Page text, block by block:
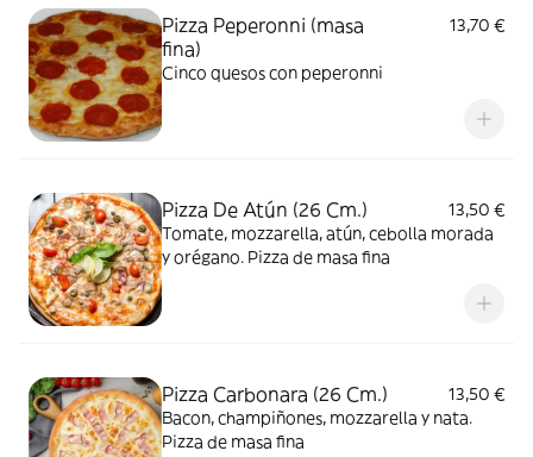
Pizza Peperonni (masa
fina)
13,70 €
Cinco quesos con peperonni
Pizza De Atún (26 Cm.)
13,50 €
Tomate, mozzarella, atún, cebolla morada
y orégano. Pizza de masa fina
Pizza Carbonara (26 Cm.)
13,50 €
Bacon, champiñones, mozzarella y nata.
Pizza de masa fina